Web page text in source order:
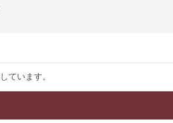
ています。